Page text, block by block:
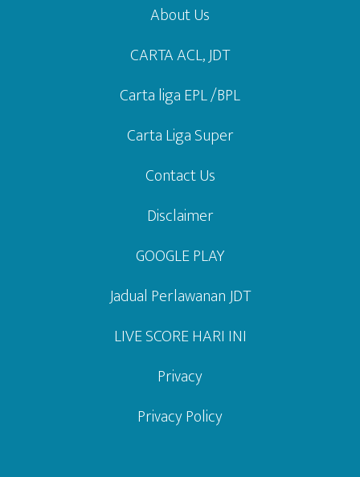
About Us
CARTA ACL, JDT
Carta liga EPL /BPL
Carta Liga Super
Contact Us
Disclaimer
GOOGLE PLAY
Jadual Perlawanan JDT
LIVE SCORE HARI INI
Privacy
Privacy Policy